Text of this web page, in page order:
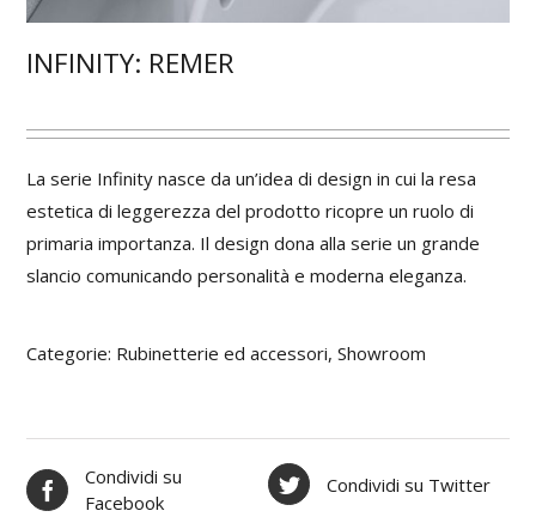
INFINITY: REMER
La serie Infinity nasce da un’idea di design in cui la resa
estetica di leggerezza del prodotto ricopre un ruolo di
primaria importanza. Il design dona alla serie un grande
slancio comunicando personalità e moderna eleganza.
Categorie: Rubinetterie ed accessori,Showroom
Condividi su
Facebook
Condividi su Twitter